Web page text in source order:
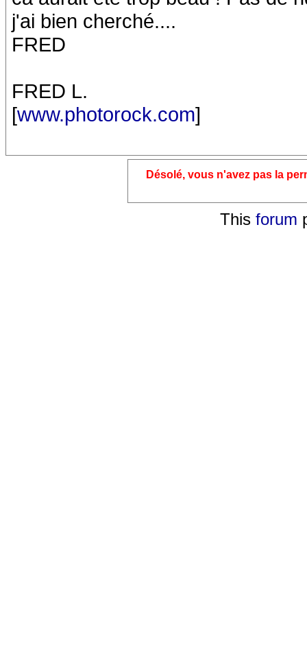
j'ai bien cherché....
FRED
FRED L.
[www.photorock.com]
Désolé, vous n'avez pas la
This forum